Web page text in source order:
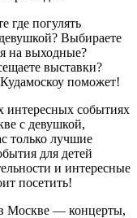
где погулять
Выбираете
на выходные?
выставки?
поможет!
интересных событиях
с девушкой,
только лучшие
для детей
и интересные
посетить!
Москве — концерты,